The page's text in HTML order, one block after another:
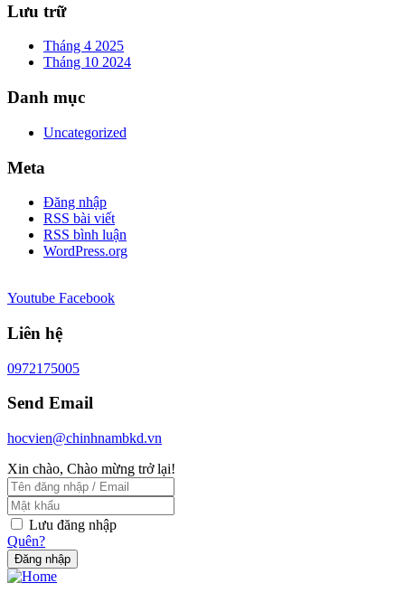
Lưu trữ
Tháng 4 2025
Tháng 10 2024
Danh mục
Uncategorized
Meta
Đăng nhập
RSS bài viết
RSS bình luận
WordPress.org
Youtube Facebook
Liên hệ
0972175005
Send Email
hocvien@chinhnambkd.vn
Xin chào, Chào mừng trở lại!
Lưu đăng nhập
Quên?
Đăng nhập